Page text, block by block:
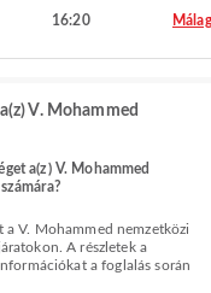
16:20
V. Mohammed
a(z) V. Mohammed
A részletek a
a foglalás során